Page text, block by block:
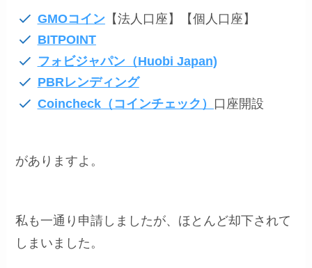
GMOコイン【法人口座】【個人口座】
BITPOINT
フォビジャパン（Huobi Japan)
PBRレンディング
Coincheck（コインチェック）
口座開設
がありますよ。
私も一通り申請しましたが、ほとんど却下されて
しまいました。